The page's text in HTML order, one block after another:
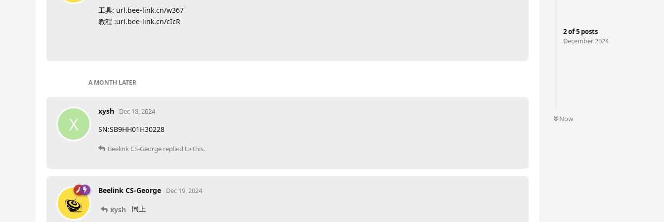
2of5 posts
December 2024
Now
工具: url.bee-link.cn/w367
教程 :url.bee-link.cn/cIcR
A MONTH LATER
X
xysh Dec 18, 2024
SN:SB9HH01H30228
Beelink CS-George replied to this.
Beelink CS-George Dec 19, 2024
xysh 同上